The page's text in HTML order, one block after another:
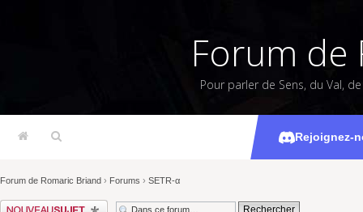
Forum de
Pour parler de Sens, du Val,
Rejoignez-
Forum de Romaric Briand › Forums › SETR-α
Écrire un nouveau sujet